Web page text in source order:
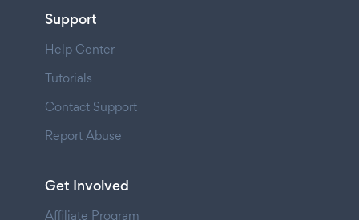
Support
Help Center
Tutorials
Contact Support
Report Abuse
Get Involved
Affiliate Program